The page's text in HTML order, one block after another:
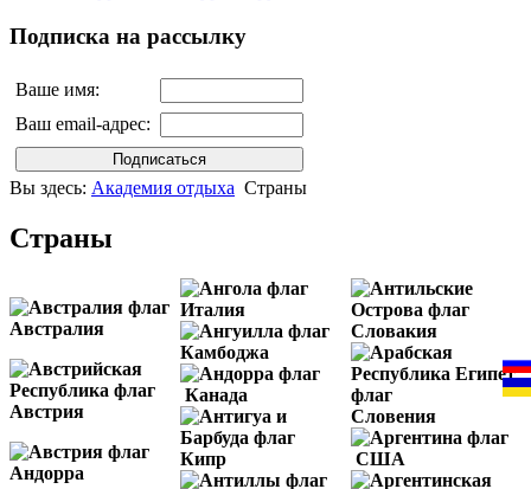
Подписка на рассылку
Ваше имя:
Ваш email-адрес:
Вы здесь: Академия отдыха Страны
Страны
Австралия
Австрия
Андорра
Италия
Камбоджа
Канада
Кипр
Словакия
Словения
США